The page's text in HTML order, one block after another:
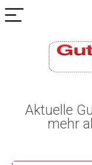
Aktuelle
mehr